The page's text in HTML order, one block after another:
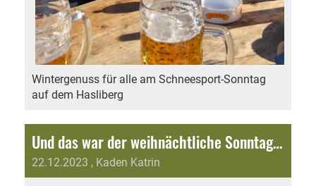
Wintergenuss für alle am Schneesport-Sonntag
auf dem Hasliberg
Und das war der weihnächtliche Sonntagsverkauf 2023
22.12.2023 , Kaden Katrin